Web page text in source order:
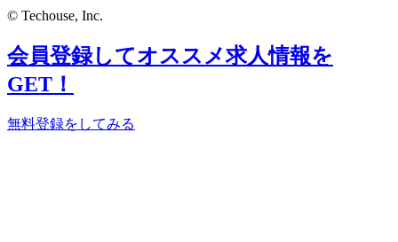
© Techouse, Inc.
会員登録してオススメ求人情報を
GET！
無料登録をしてみる